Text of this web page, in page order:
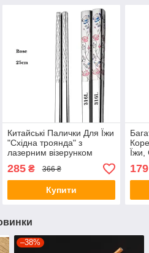
Китайські Палички Для Їжи
"Східна троянда" з
лазерним візерунком
медична неіржавка сталь
316L
285₴ 366 ₴
Купити
Їжи,
179
–38%